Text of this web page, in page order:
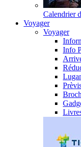
Calendrier
Voyager
Voyager
Info